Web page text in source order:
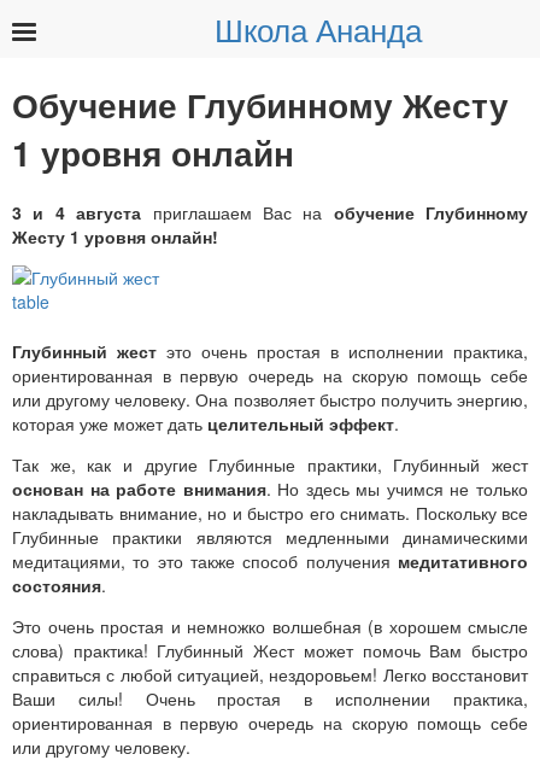
Школа Ананда
Обучение Глубинному Жесту
1 уровня онлайн
3 и 4 августа приглашаем Вас на обучение Глубинному
Жесту 1 уровня онлайн!
Глубинный жест это очень простая в исполнении практика,
ориентированная в первую очередь на скорую помощь себе
или другому человеку. Она позволяет быстро получить энергию,
которая уже может дать целительный эффект.
Так же, как и другие Глубинные практики, Глубинный жест
основан на работе внимания. Но здесь мы учимся не только
накладывать внимание, но и быстро его снимать. Поскольку все
Глубинные практики являются медленными динамическими
медитациями, то это также способ получения медитативного
состояния.
Это очень простая и немножко волшебная (в хорошем смысле
слова) практика! Глубинный Жест может помочь Вам быстро
справиться с любой ситуацией, нездоровьем! Легко восстановит
Ваши силы! Очень простая в исполнении практика,
ориентированная в первую очередь на скорую помощь себе
или другому человеку.